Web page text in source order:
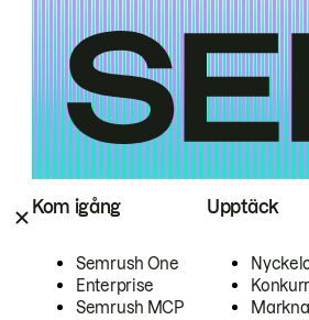
Kom igång
Semrush One
Enterprise
Semrush MCP
Upptäck